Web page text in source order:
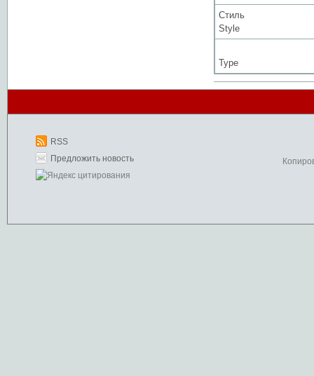
Стиль
Style
Type
RSS
Предложить новость